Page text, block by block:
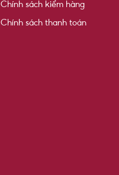
Chính sách kiểm hàng
Chính sách thanh toán